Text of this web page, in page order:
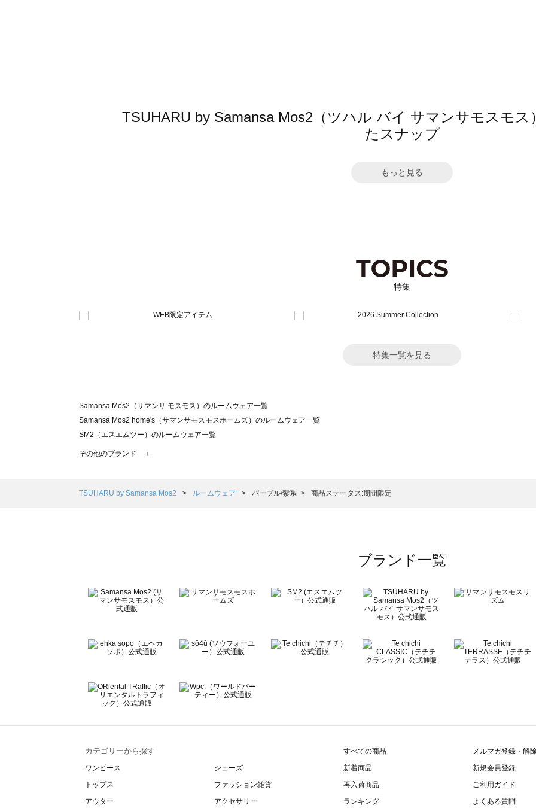
TSUHARU by Samansa Mos2（ツハル バイ サマンサモスモ
たスナップ
もっと見る
特集
特集一覧を見る
Samansa Mos2（サマンサ モスモス）のルームウェア一覧
Samansa Mos2 home's（サマンサモスモスホームズ）のルームウェア一覧
SM2（エスエムツー）のルームウェア一覧
TSUHARU by Samansa Mos2（ツハルバイサマンサモスモス）のルームウェア一覧
Samansa Mos2 Lagom（サマンサモスモス ラーゴム）のルームウェア一覧
BETTY'S BLUE（べティーズブルー）のルームウェア一覧
Wpc.（ワールドパーティー）のルームウェア一覧
その他のブランド ＋
TSUHARU by Samansa Mos2 ルームウェア パープル/紫系 商品ステータス:期間限定
ブランド一覧
カテゴリーから探す
ワンピース
トップス
アウター
シューズ
ファッション雑貨
アクセサリー
すべての商品
新着商品
再入荷商品
ランキング
メルマガ登録・解
新規会員登録
ご利用ガイド
よくある質問